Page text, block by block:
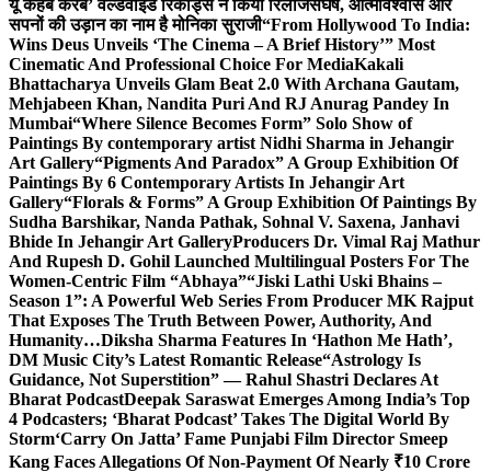
यू कहबे करब’ वर्ल्डवाइड रिकॉर्ड्स ने किया रिलीजसंघर्ष, आत्मविश्वास और
सपनों की उड़ान का नाम है मोनिका सुराजी“From Hollywood To India:
Wins Deus Unveils ‘The Cinema – A Brief History’” Most
Cinematic And Professional Choice For MediaKakali
Bhattacharya Unveils Glam Beat 2.0 With Archana Gautam,
Mehjabeen Khan, Nandita Puri And RJ Anurag Pandey In
Mumbai“Where Silence Becomes Form” Solo Show of
Paintings By contemporary artist Nidhi Sharma in Jehangir
Art Gallery“Pigments And Paradox” A Group Exhibition Of
Paintings By 6 Contemporary Artists In Jehangir Art
Gallery“Florals & Forms” A Group Exhibition Of Paintings By
Sudha Barshikar, Nanda Pathak, Sohnal V. Saxena, Janhavi
Bhide In Jehangir Art GalleryProducers Dr. Vimal Raj Mathur
And Rupesh D. Gohil Launched Multilingual Posters For The
Women-Centric Film “Abhaya”“Jiski Lathi Uski Bhains –
Season 1”: A Powerful Web Series From Producer MK Rajput
That Exposes The Truth Between Power, Authority, And
Humanity…Diksha Sharma Features In ‘Hathon Me Hath’,
DM Music City’s Latest Romantic Release“Astrology Is
Guidance, Not Superstition” — Rahul Shastri Declares At
Bharat PodcastDeepak Saraswat Emerges Among India’s Top
4 Podcasters; ‘Bharat Podcast’ Takes The Digital World By
Storm‘Carry On Jatta’ Fame Punjabi Film Director Smeep
Kang Faces Allegations Of Non-Payment Of Nearly ₹10 Crore